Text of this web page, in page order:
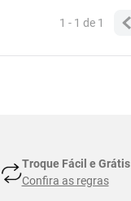
1 - 1de 1
Troque Fácil e Grátis
Confira as regras